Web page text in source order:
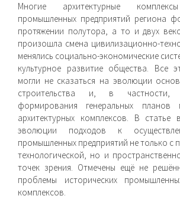
Многие архитектурные
промышленных предприятий региона
протяжении полутора, а то и двух
произошла смена цивилизационно-
менялись социально-экономические
культурное развитие общества. Все
могли не сказаться на эволюции
строительства и, в частности,
формирования генеральных планов
архитектурных комплексов. В статье
эволюции подходов к
промышленных предприятий не только с
технологической, но и
точек зрения. Отмечены ещё не
проблемы исторических
комплексов.